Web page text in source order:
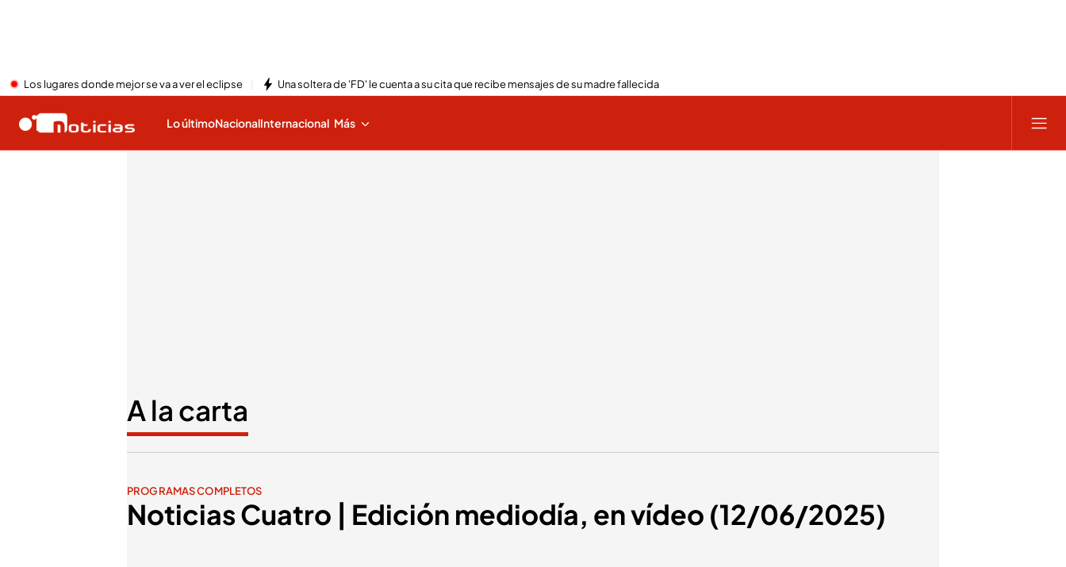
Los lugares donde mejor se va a ver el eclipse Una soltera de 'FD' le cuenta a su cita que recibe mensajes de su madre fallecida
Lo últimoNacionalInternacional Más
A la carta
PROGRAMAS COMPLETOS
Noticias Cuatro | Edición mediodía, en vídeo (12/06/2025)